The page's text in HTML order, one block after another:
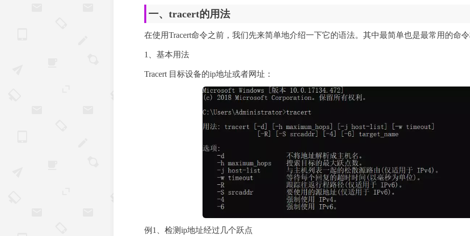
一、tracert的用法
在使用Tracert命令之前，我们先来简单地介绍一下它的语法。其中最简单也是最常用的命令
1、基本用法
Tracert 目标设备的ip地址或者网址：
例1、检测ip地址经过几个跃点